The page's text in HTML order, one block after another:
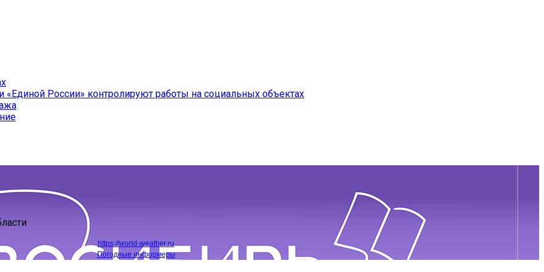
России» контролируют работы на социальных объектах
https://world-weather.ru
Погодные информеры